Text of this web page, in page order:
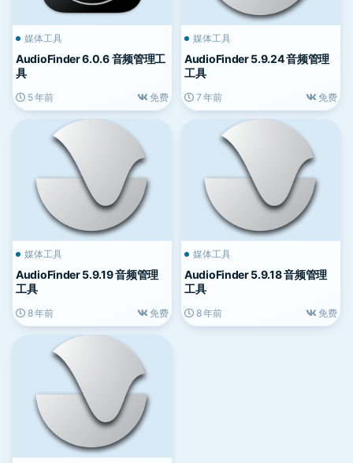
媒体工具
AudioFinder 6.0.6 音频管理工
具
5 年前 免费
媒体工具
AudioFinder 5.9.24 音频管理
工具
7 年前 免费
媒体工具
AudioFinder 5.9.19 音频管理
工具
8 年前 免费
媒体工具
AudioFinder 5.9.18 音频管理
工具
8 年前 免费